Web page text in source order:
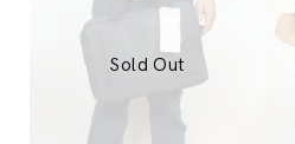
Sold Out